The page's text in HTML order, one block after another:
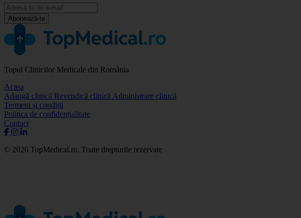
Abonează-te
Topul Clinicilor Medicale din România
Acasa
Adaugă clinică Revendică clinică Administrare clinică
Termeni și condiții
Politica de confidențialitate
Contact
© 2026 TopMedical.ro. Toate drepturile rezervate